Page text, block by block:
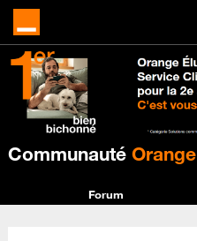
Communauté Orange
Forum